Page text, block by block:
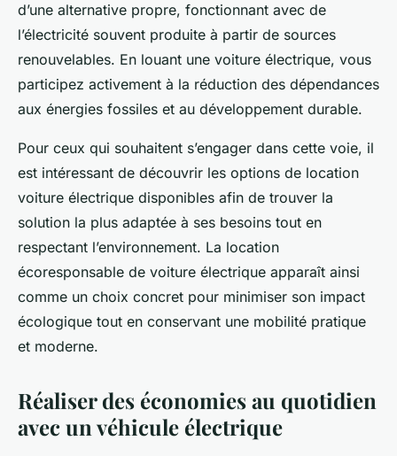
d’une alternative propre, fonctionnant avec de
l’électricité souvent produite à partir de sources
renouvelables. En louant une voiture électrique, vous
participez activement à la réduction des dépendances
aux énergies fossiles et au développement durable.
Pour ceux qui souhaitent s’engager dans cette voie, il
est intéressant de découvrir les options de location
voiture électrique disponibles afin de trouver la
solution la plus adaptée à ses besoins tout en
respectant l’environnement. La location
écoresponsable de voiture électrique apparaît ainsi
comme un choix concret pour minimiser son impact
écologique tout en conservant une mobilité pratique
et moderne.
Réaliser des économies au quotidien
avec un véhicule électrique